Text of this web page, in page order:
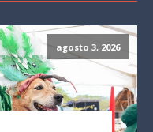
agosto 3, 2026